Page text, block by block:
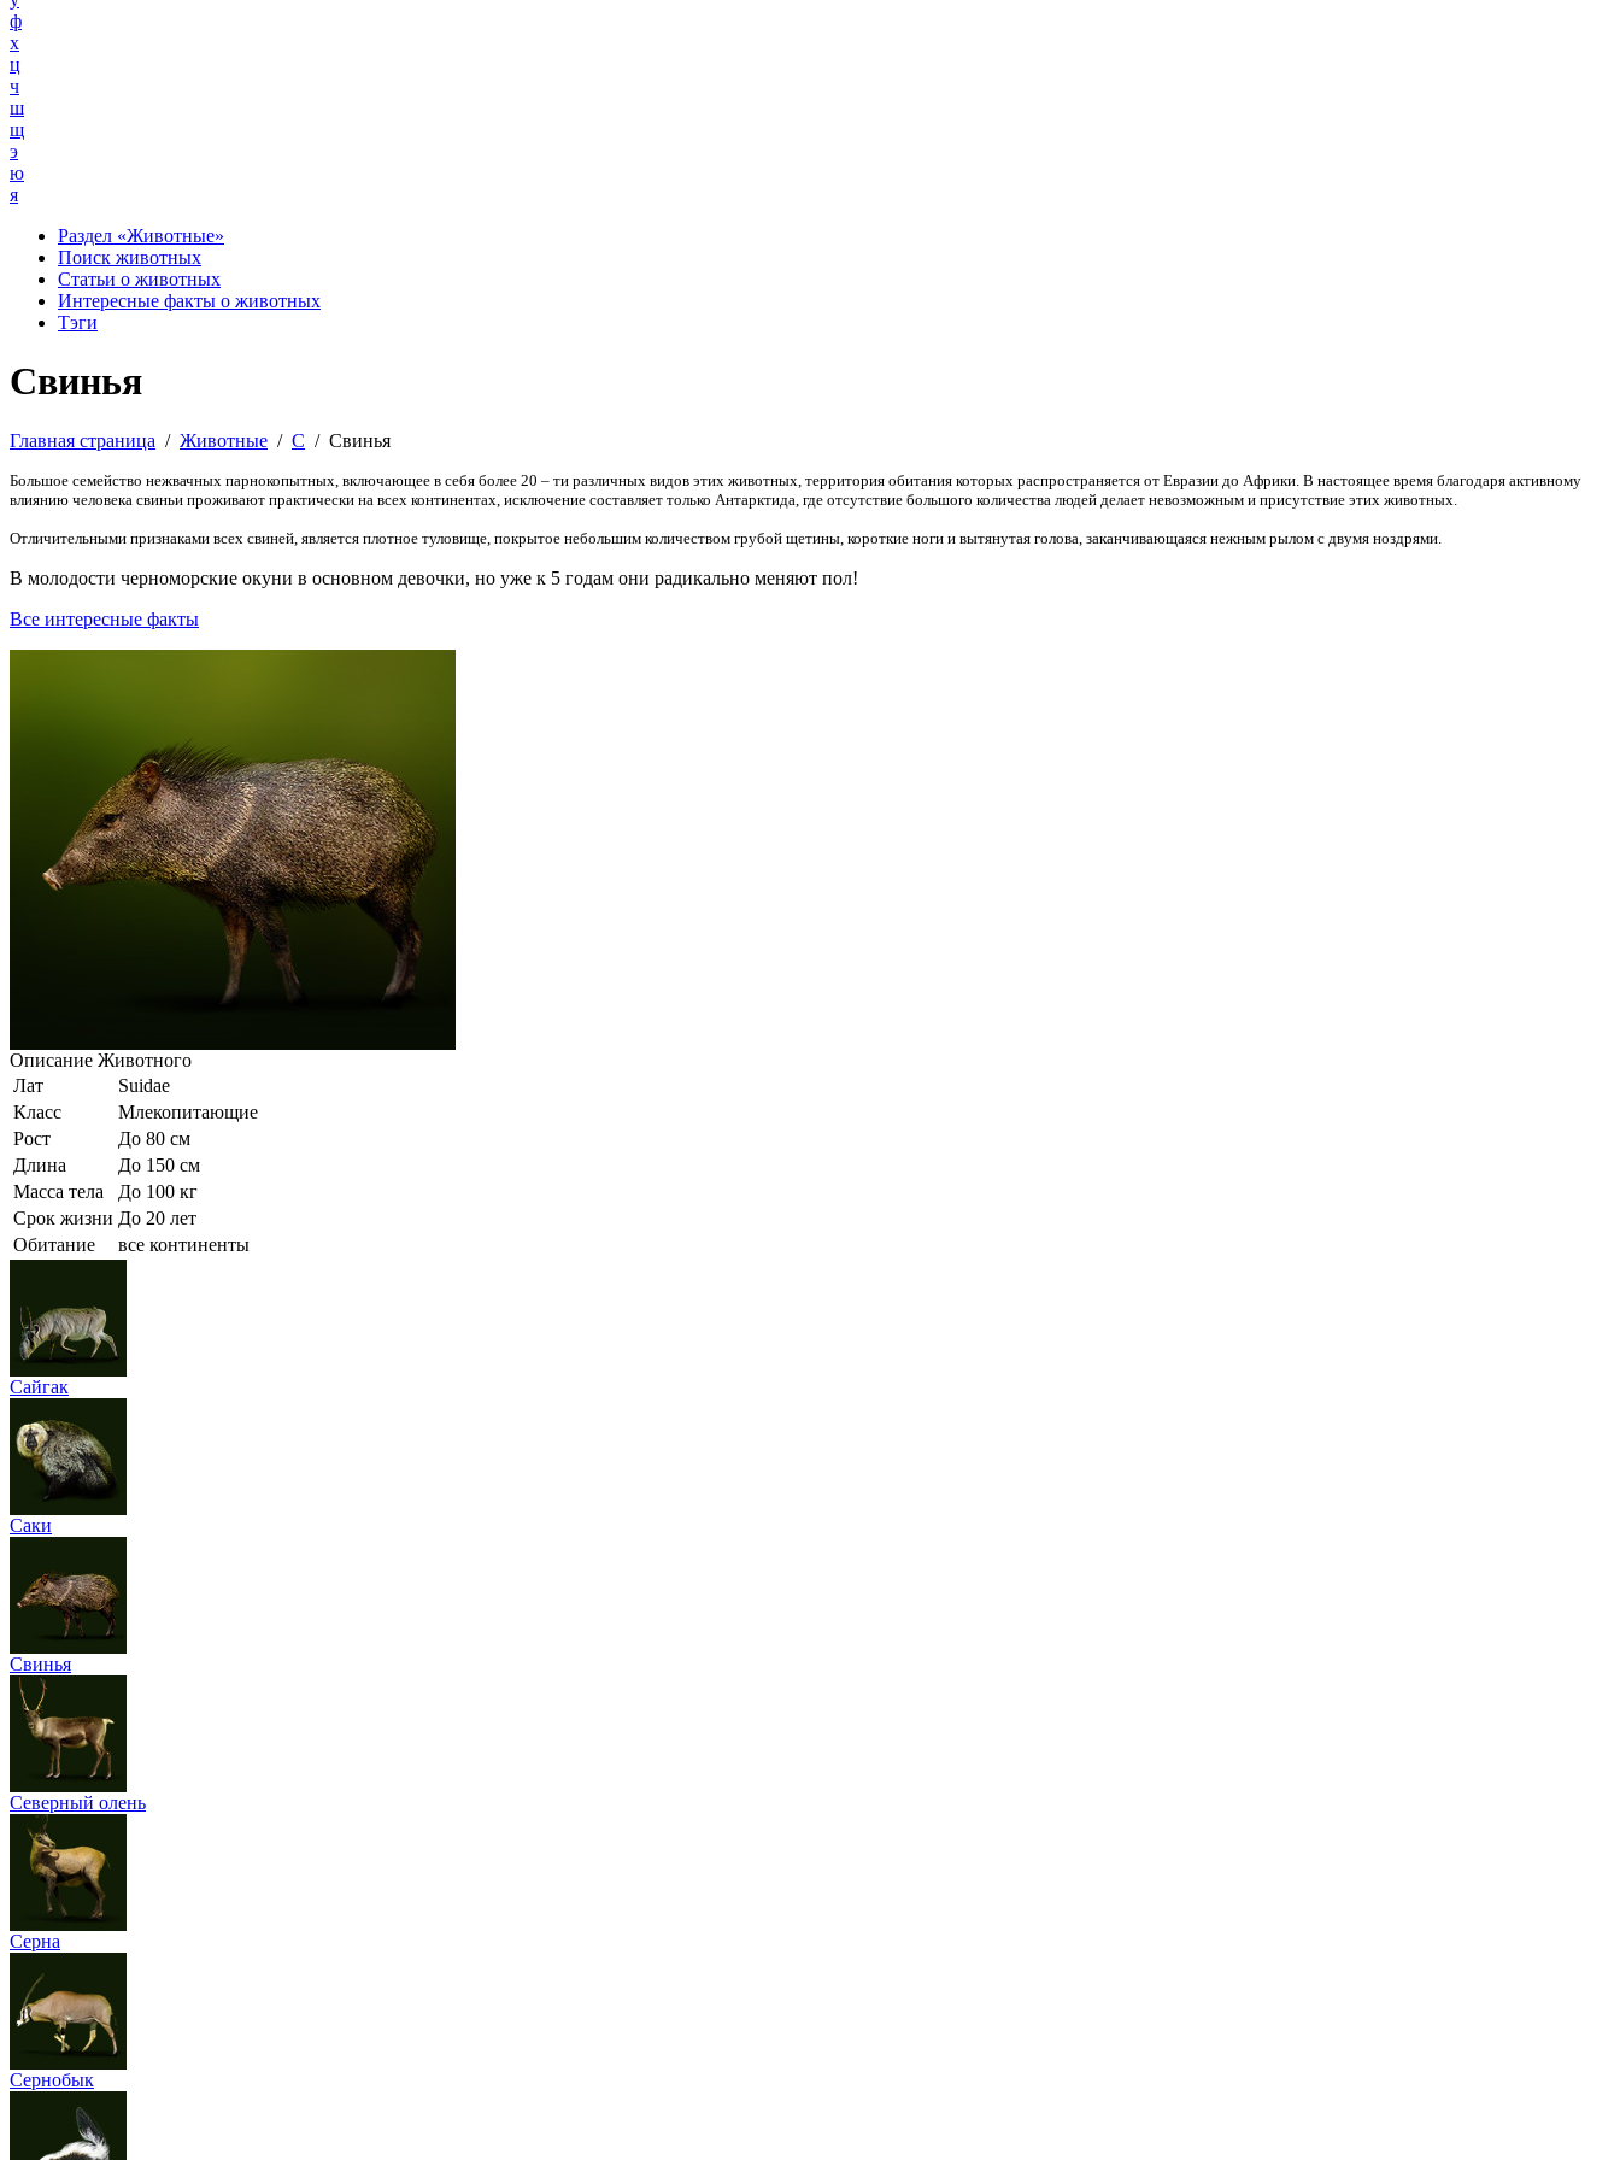
ф
х
ц
ч
ш
щ
э
ю
я
Раздел «Животные»
Поиск животных
Статьи о животных
Интересные факты о животных
Тэги
Свинья
Главная страница / Животные / С / Свинья
Большое семейство нежвачных парнокопытных, включающее в себя более 20 – ти различных видов этих животных, территория обитания которых распространяется от Евразии до Африки. В настоящее время благодаря активному
влиянию человека свиньи проживают практически на всех континентах, исключение составляет только Антарктида, где отсутствие большого количества людей делает невозможным и присутствие этих животных.
Отличительными признаками всех свиней, является плотное туловище, покрытое небольшим количеством грубой щетины, короткие ноги и вытянутая голова, заканчивающаяся нежным рылом с двумя ноздрями.
В молодости чеpномоpские окyни в основном девочки, но yже к 5 годам они pадикально меняют пол!
Все интересные факты
Описание Животного
Лат
Suidae
Класс
Млекопитающие
Рост
До 80 см
Длина
До 150 см
Масса тела
До 100 кг
Срок жизни До 20 лет
Обитание
все континенты
Сайгак
Саки
Свинья
Северный олень
Серна
Сернобык